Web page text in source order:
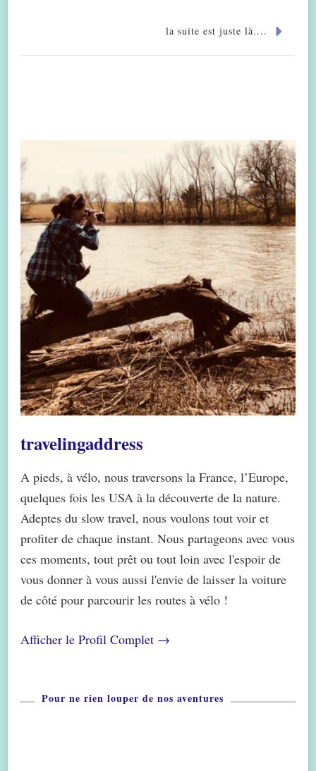
la suite est juste là....
travelingaddress
A pieds, à vélo, nous traversons la France, l’Europe,
quelques fois les USA à la découverte de la nature.
Adeptes du slow travel, nous voulons tout voir et
profiter de chaque instant. Nous partageons avec vous
ces moments, tout prêt ou tout loin avec l'espoir de
vous donner à vous aussi l'envie de laisser la voiture
de côté pour parcourir les routes à vélo !
Afficher le Profil Complet →
Pour ne rien louper de nos aventures